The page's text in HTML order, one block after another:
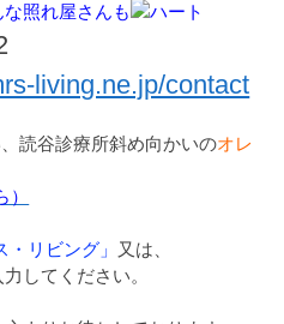
な照れ屋さんも
living.ne.jp/contact
読谷診療所斜め向かいのオレ
・リビング」
又は、
力してください。